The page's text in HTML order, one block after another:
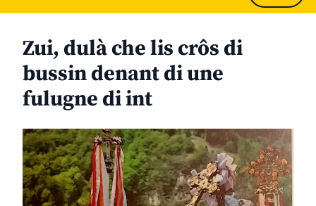
Zui, dulà che lis crôs di
bussin denant di une
fulugne di int